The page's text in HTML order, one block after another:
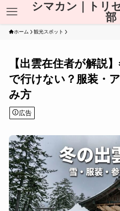
シマカン｜トリ
部
ホーム 観光スポット
【出雲在住者が解説
で行けない？服装・
み方
広告